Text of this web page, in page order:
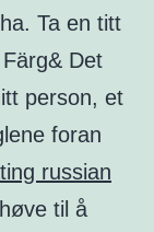
Ta en titt
Det
person, et
foran
russian
til å